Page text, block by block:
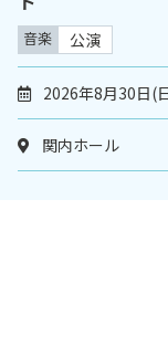
音楽 公演
2026年8月30日(
関内ホール